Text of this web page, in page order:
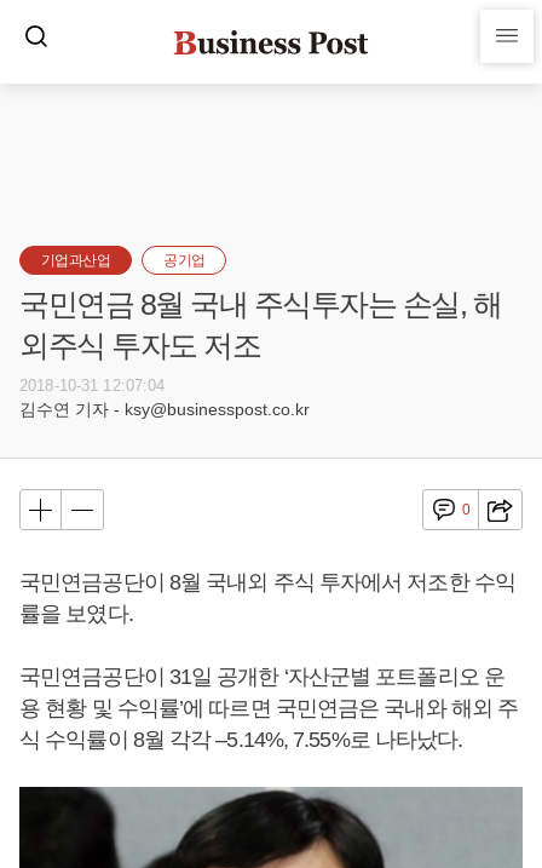
기업과산업 공기업
국민연금 8월 국내 주식투자는 손실, 해
외주식 투자도 저조
2018-10-31 12:07:04
김수연 기자 - ksy@businesspost.co.kr
0
국민연금공단이 8월 국내외 주식 투자에서 저조한 수익
률을 보였다.
국민연금공단이 31일 공개한 ‘자산군별 포트폴리오 운
용 현황 및 수익률’에 따르면 국민연금은 국내와 해외 주
식 수익률이 8월 각각 –5.14%, 7.55%로 나타났다.